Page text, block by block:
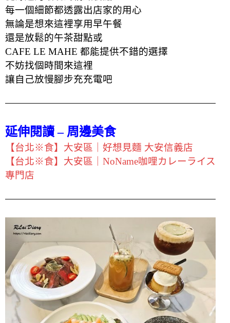
每一個細節都透露出店家的用心
無論是想來這裡享用早午餐
還是放鬆的午茶甜點或
CAFE LE MAHE 都能提供不錯的選擇
不妨找個時間來這裡
讓自己放慢腳步充充電吧
延伸閱讀 – 周邊美食
【台北※食】大安區｜好想見麵 大安信義店
【台北※食】大安區｜NoName咖哩カレーライス
專門店